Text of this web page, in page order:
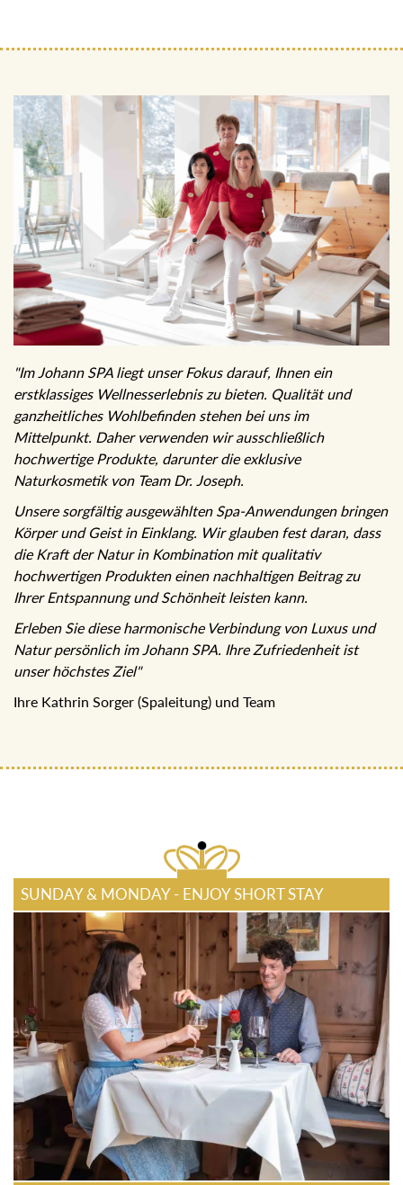
"Im Johann SPA liegt unser Fokus darauf, Ihnen ein
erstklassiges Wellnesserlebnis zu bieten. Qualität und
ganzheitliches Wohlbefinden stehen bei uns im
Mittelpunkt. Daher verwenden wir ausschließlich
hochwertige Produkte, darunter die exklusive
Naturkosmetik von Team Dr. Joseph.
Unsere sorgfältig ausgewählten Spa-Anwendungen bringen
Körper und Geist in Einklang. Wir glauben fest daran, dass
die Kraft der Natur in Kombination mit qualitativ
hochwertigen Produkten einen nachhaltigen Beitrag zu
Ihrer Entspannung und Schönheit leisten kann.
Erleben Sie diese harmonische Verbindung von Luxus und
Natur persönlich im Johann SPA. Ihre Zufriedenheit ist
unser höchstes Ziel"
Ihre Kathrin Sorger (Spaleitung) und Team
SUNDAY & MONDAY - ENJOY SHORT STAY